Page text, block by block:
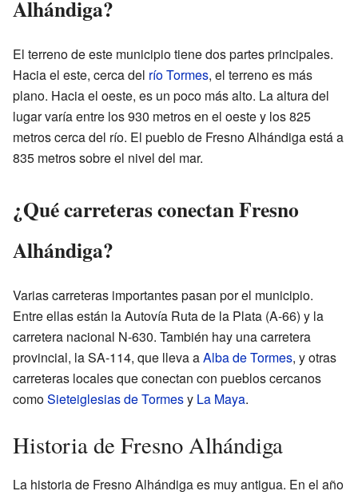
Alhándiga?
El terreno de este municipio tiene dos partes principales.
Hacia el este, cerca del río Tormes, el terreno es más
plano. Hacia el oeste, es un poco más alto. La altura del
lugar varía entre los 930 metros en el oeste y los 825
metros cerca del río. El pueblo de Fresno Alhándiga está a
835 metros sobre el nivel del mar.
¿Qué carreteras conectan Fresno
Alhándiga?
Varias carreteras importantes pasan por el municipio.
Entre ellas están la Autovía Ruta de la Plata (A-66) y la
carretera nacional N-630. También hay una carretera
provincial, la SA-114, que lleva aAlba de Tormes, y otras
carreteras locales que conectan con pueblos cercanos
comoSieteiglesias de Tormesy La Maya.
Historia de Fresno Alhándiga
La historia de Fresno Alhándiga es muy antigua. En el año